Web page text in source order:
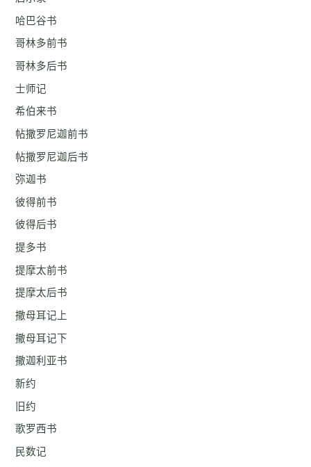
哈巴谷书
哥林多前书
哥林多后书
士师记
希伯来书
帖撒罗尼迦前书
帖撒罗尼迦后书
弥迦书
彼得前书
彼得后书
提多书
提摩太前书
提摩太后书
撒母耳记上
撒母耳记下
撒迦利亚书
新约
旧约
歌罗西书
民数记